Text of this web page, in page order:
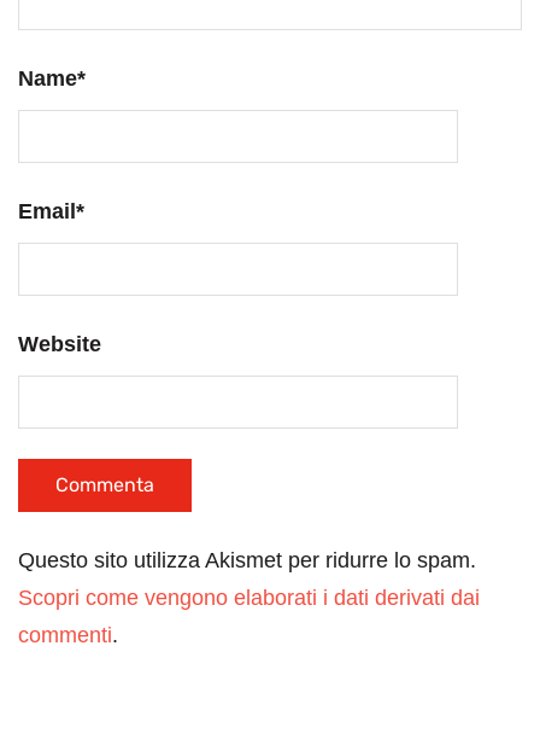
Name*
Email *
Website
Questo sito utilizza Akismet per ridurre lo spam.
Scopri come vengono elaborati i dati derivati dai
commenti.